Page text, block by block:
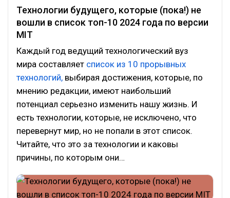
Технологии будущего, которые (пока!) не
вошли в список топ-10 2024 года по версии
MIT
Каждый год ведущий технологический вуз
мира составляет список из 10 прорывных
технологий, выбирая достижения, которые, по
мнению редакции, имеют наибольший
потенциал серьезно изменить нашу жизнь. И
есть технологии, которые, не исключено, что
перевернут мир, но не попали в этот список.
Читайте, что это за технологии и каковы
причины, по которым они…